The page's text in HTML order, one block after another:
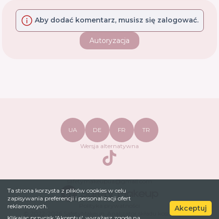
Ta strona korzysta z plików cookies w celu
zapisywania preferencji i personalizacji ofert
reklamowych.
Akceptuj
Aby dodać komentarz, musisz się zalogować.
Autoryzacja
Analizator składu kosmetyków
UA DE FR TR
Wersja alternatywna
TikTok
safetymakeupua@gmail.com